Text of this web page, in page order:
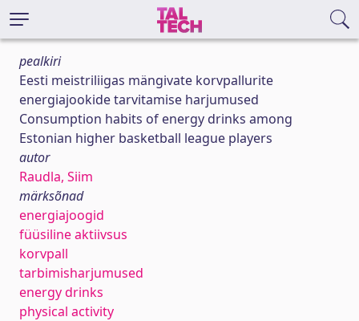
pealkiri
Eesti meistriliigas mängivate korvpallurite
energiajookide tarvitamise harjumused
Consumption habits of energy drinks among
Estonian higher basketball league players
autor
Raudla, Siim
märksõnad
energiajoogid
füüsiline aktiivsus
korvpall
tarbimisharjumused
energy drinks
physical activity